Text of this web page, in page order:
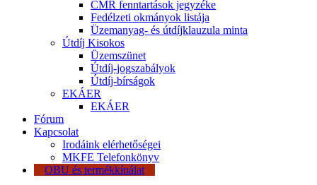
CMR fenntartások jegyzéke
Fedélzeti okmányok listája
Üzemanyag- és útdíjklauzula minta
Útdíj Kisokos
Üzemszünet
Útdíj-jogszabályok
Útdíj-bírságok
EKÁER
EKÁER
Fórum
Kapcsolat
Irodáink elérhetőségei
MKFE Telefonkönyv
OBU és termékkínálat